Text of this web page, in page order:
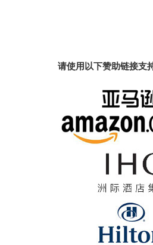
请使用以下赞助链接支